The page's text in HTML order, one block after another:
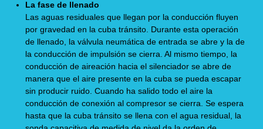
La fase de llenado
Las aguas residuales que llegan por la conducción fluyen
por gravedad en la cuba tránsito. Durante esta operación
de llenado, la válvula neumática de entrada se abre y la de
la conducción de impulsión se cierra. Al mismo tiempo, la
conducción de aireación hacia el silenciador se abre de
manera que el aire presente en la cuba se pueda escapar
sin producir ruido. Cuando ha salido todo el aire la
conducción de conexión al compresor se cierra. Se espera
hasta que la cuba tránsito se llena con el agua residual, la